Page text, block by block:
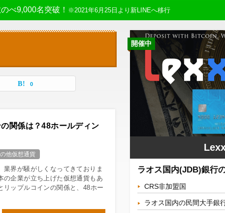
べ9,000名突破！ ※2021年6月25日より新LINEへ移行
0
関係は？48ホールディン
他仮想通貨
界が騒がしくなってきておりま
の企業が立ち上げた仮想通貨もあ
リップルコインの関係と、48ホー
開催中
ラオス国内(JDB)銀行
CRS非加盟国
ラオス国内の民間大手銀